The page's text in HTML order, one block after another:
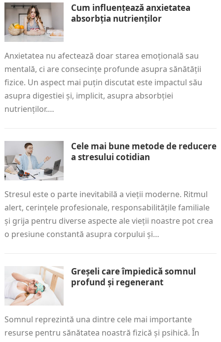
Cum influențează anxietatea
absorbția nutrienților
Anxietatea nu afectează doar starea emoțională sau
mentală, ci are consecințe profunde asupra sănătății
fizice. Un aspect mai puțin discutat este impactul său
asupra digestiei și, implicit, asupra absorbției
nutrienților.…
Cele mai bune metode de reducere
a stresului cotidian
Stresul este o parte inevitabilă a vieții moderne. Ritmul
alert, cerințele profesionale, responsabilitățile familiale
și grija pentru diverse aspecte ale vieții noastre pot crea
o presiune constantă asupra corpului și…
Greșeli care împiedică somnul
profund și regenerant
Somnul reprezintă una dintre cele mai importante
resurse pentru sănătatea noastră fizică și psihică. În